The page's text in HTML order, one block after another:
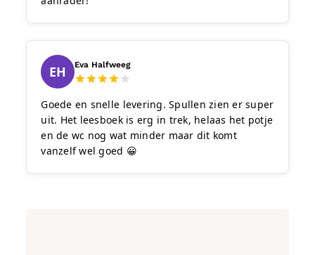
EH Eva Halfweeg
Goede en snelle levering. Spullen zien er super
uit. Het leesboek is erg in trek, helaas het potje
en de wc nog wat minder maar dit komt
vanzelf wel goed 😀